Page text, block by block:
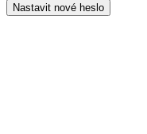
Nastavit nové heslo